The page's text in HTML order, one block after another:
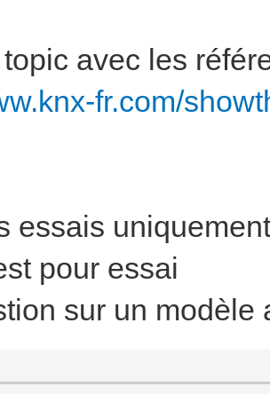
avec les
fr.com/
essais
pour essai
sur un